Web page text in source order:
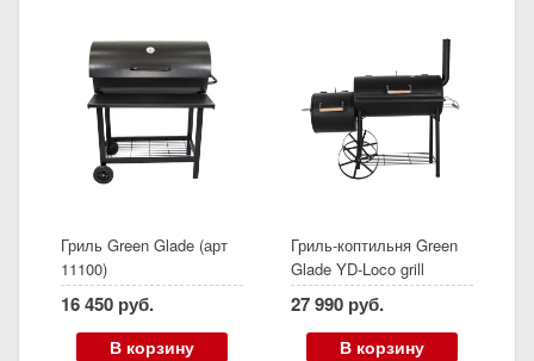
Гриль Green Glade (арт
11100)
16 450 руб.
В корзину
Гриль-коптильня Green
Glade YD-Loco grill
27 990 руб.
В корзину